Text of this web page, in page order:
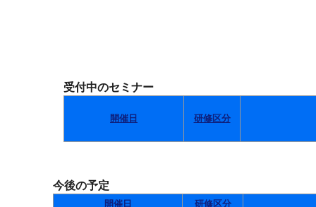
受付中のセミナー
開催日 研修区分
今後の予定
開催日 研修区分